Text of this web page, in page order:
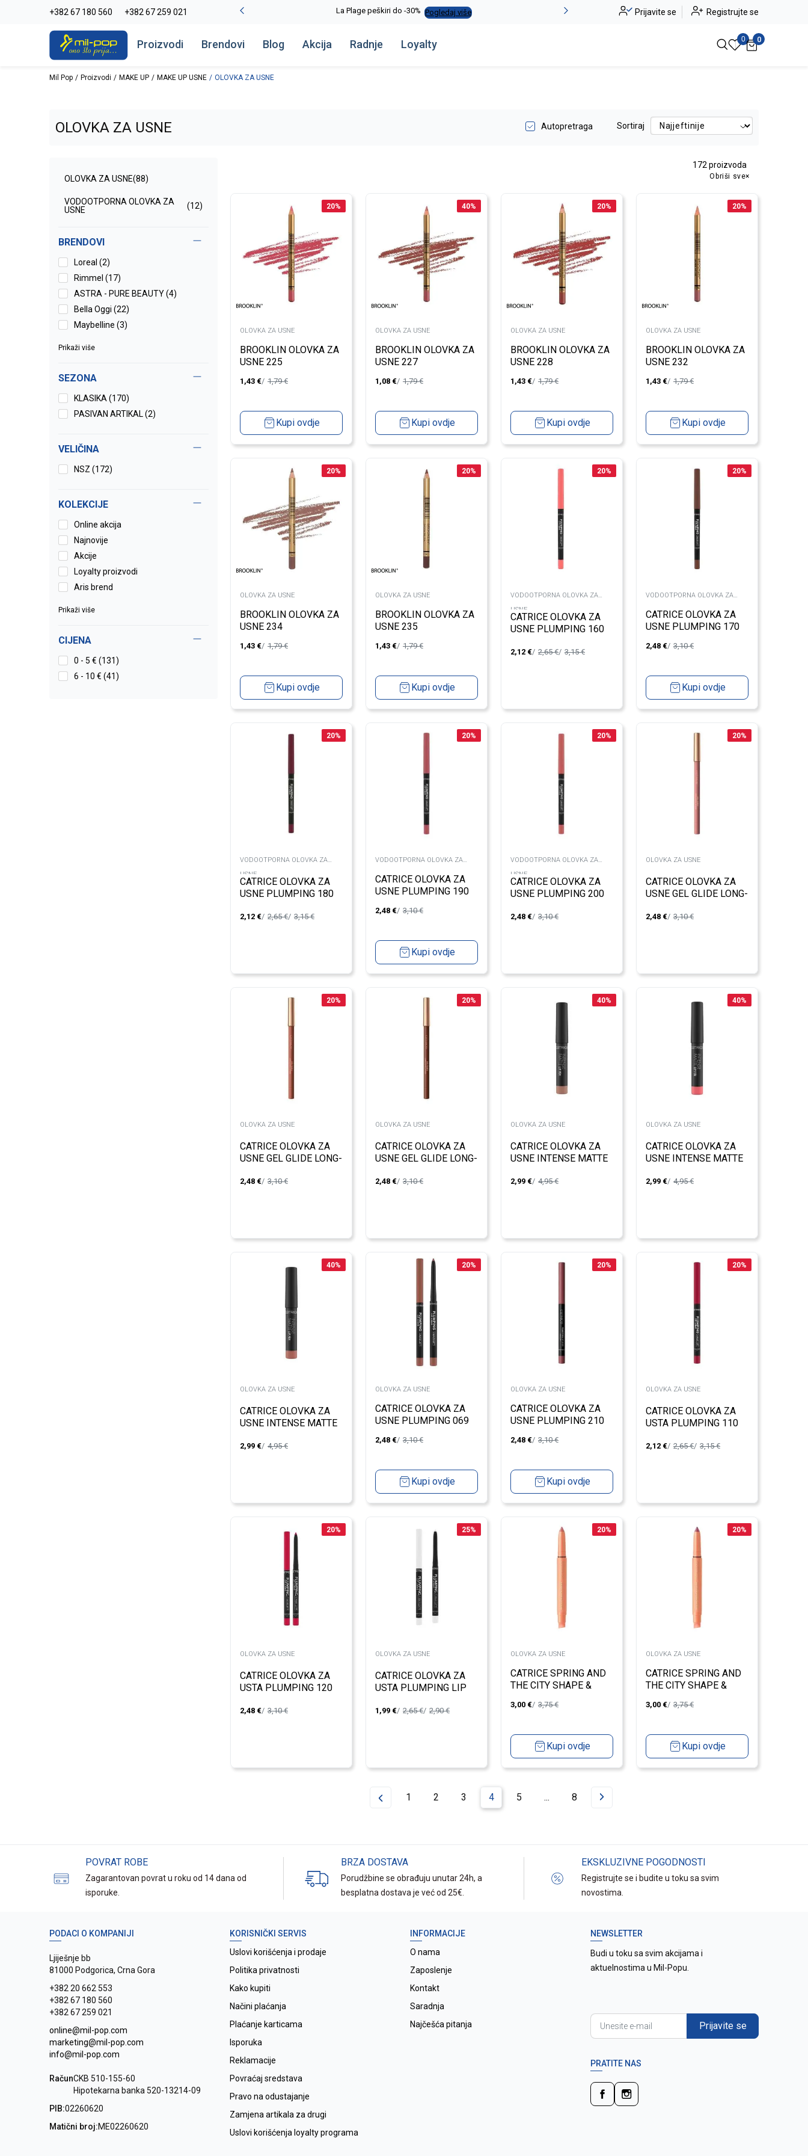
+382 67 180 560 +382 67 259 021
-20% na kompletan asortiman Pogledaj više La Plage peškiri do -30% Pogledaj više Alma Ras do -50% Pogledaj više
Prijavite se Registrujte se
Proizvodi Brendovi Blog Akcija Radnje Loyalty 0 0
Mil Pop Proizvodi MAKE UP MAKE UP USNE OLOVKA ZA USNE
OLOVKA ZA USNE Autopretraga Sortiraj
OLOVKA ZA USNE(88)
VODOOTPORNA OLOVKA ZA
USNE
(12)
BRENDOVI
Loreal (2)
Rimmel (17)
ASTRA - PURE BEAUTY (4)
Bella Oggi (22)
Maybelline (3)
Prikaži više
SEZONA
KLASIKA (170)
PASIVAN ARTIKAL (2)
VELIČINA
NSZ (172)
KOLEKCIJE
Online akcija
Najnovije
Akcije
Loyalty proizvodi
Aris brend
Prikaži više
CIJENA
0 - 5 € (131)
6 - 10 € (41)
172 proizvoda
Obriši sve
20%
OLOVKA ZA USNE
BROOKLIN OLOVKA ZA
USNE 225
1,43 € 1,79€
Kupi ovdje
40%
OLOVKA ZA USNE
BROOKLIN OLOVKA ZA
USNE 227
1,08 € 1,79€
Kupi ovdje
20%
OLOVKA ZA USNE
BROOKLIN OLOVKA ZA
USNE 228
1,43 € 1,79€
Kupi ovdje
20%
OLOVKA ZA USNE
BROOKLIN OLOVKA ZA
USNE 232
1,43 € 1,79€
Kupi ovdje
20%
OLOVKA ZA USNE
BROOKLIN OLOVKA ZA
USNE 234
1,43 € 1,79€
Kupi ovdje
20%
OLOVKA ZA USNE
BROOKLIN OLOVKA ZA
USNE 235
1,43 € 1,79€
Kupi ovdje
20%
VODOOTPORNA OLOVKA ZA
USNE
CATRICE OLOVKA ZA
USNE PLUMPING 160
2,12 € 2,65€ 3,15€
20%
VODOOTPORNA OLOVKA ZA
USNE
CATRICE OLOVKA ZA
USNE PLUMPING 170
2,48 € 3,10€
Kupi ovdje
20%
VODOOTPORNA OLOVKA ZA
USNE
CATRICE OLOVKA ZA
USNE PLUMPING 180
2,12 € 2,65€ 3,15€
20%
VODOOTPORNA OLOVKA ZA
USNE
CATRICE OLOVKA ZA
USNE PLUMPING 190
2,48 € 3,10€
Kupi ovdje
20%
VODOOTPORNA OLOVKA ZA
USNE
CATRICE OLOVKA ZA
USNE PLUMPING 200
2,48 € 3,10€
20%
OLOVKA ZA USNE
CATRICE OLOVKA ZA
USNE GEL GLIDE LONG-
2,48 € 3,10€
20%
OLOVKA ZA USNE
CATRICE OLOVKA ZA
USNE GEL GLIDE LONG-
2,48 € 3,10€
20%
OLOVKA ZA USNE
CATRICE OLOVKA ZA
USNE GEL GLIDE LONG-
2,48 € 3,10€
40%
OLOVKA ZA USNE
CATRICE OLOVKA ZA
USNE INTENSE MATTE
2,99 € 4,95€
40%
OLOVKA ZA USNE
CATRICE OLOVKA ZA
USNE INTENSE MATTE
2,99 € 4,95€
40%
OLOVKA ZA USNE
CATRICE OLOVKA ZA
USNE INTENSE MATTE
2,99 € 4,95€
20%
OLOVKA ZA USNE
CATRICE OLOVKA ZA
USNE PLUMPING 069
2,48 € 3,10€
Kupi ovdje
20%
OLOVKA ZA USNE
CATRICE OLOVKA ZA
USNE PLUMPING 210
2,48 € 3,10€
Kupi ovdje
20%
OLOVKA ZA USNE
CATRICE OLOVKA ZA
USTA PLUMPING 110
2,12 € 2,65€ 3,15€
20%
OLOVKA ZA USNE
CATRICE OLOVKA ZA
USTA PLUMPING 120
2,48 € 3,10€
25%
OLOVKA ZA USNE
CATRICE OLOVKA ZA
USTA PLUMPING LIP
1,99 € 2,65€ 2,90€
20%
OLOVKA ZA USNE
CATRICE SPRING AND
THE CITY SHAPE &
3,00 € 3,75€
Kupi ovdje
20%
OLOVKA ZA USNE
CATRICE SPRING AND
THE CITY SHAPE &
3,00 € 3,75€
Kupi ovdje
1 2 3 4 5 ... 8
POVRAT ROBE
Zagarantovan povrat u roku od 14 dana od
isporuke.
BRZA DOSTAVA
Porudžbine se obrađuju unutar 24h, a
besplatna dostava je već od 25€.
EKSKLUZIVNE POGODNOSTI
Registrujte se i budite u toku sa svim
novostima.
PODACI O KOMPANIJI
Ljiješnje bb
81000 Podgorica, Crna Gora
+382 20 662 553
+382 67 180 560
+382 67 259 021
online@mil-pop.com
marketing@mil-pop.com
info@mil-pop.com
RačunCKB 510-155-60
Hipotekarna banka 520-13214-09
PIB:02260620
Matični broj:ME02260620
KORISNIČKI SERVIS
Uslovi korišćenja i prodaje
Politika privatnosti
Kako kupiti
Načini plaćanja
Plaćanje karticama
Isporuka
Reklamacije
Povraćaj sredstava
Pravo na odustajanje
Zamjena artikala za drugi
Uslovi korišćenja loyalty programa
INFORMACIJE
O nama
Zaposlenje
Kontakt
Saradnja
Najčešća pitanja
NEWSLETTER
Budi u toku sa svim akcijama i
aktuelnostima u Mil-Popu.
Prijavite se
PRATITE NAS